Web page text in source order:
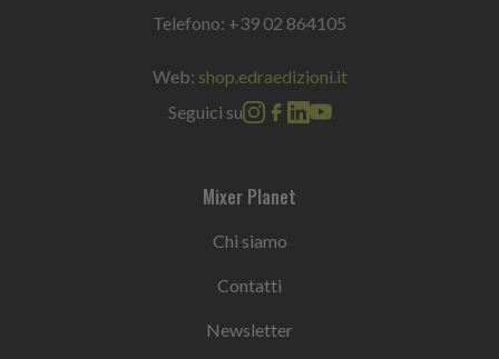
Telefono: +39 02 864105
Web: shop.edraedizioni.it
Seguici su
Mixer Planet
Chi siamo
Contatti
Newsletter